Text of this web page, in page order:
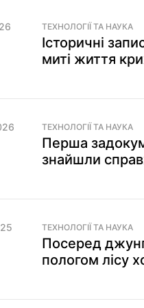
ТЕХНОЛОГІЇ ТА НАУКА
Історичні
миті життя
ТЕХНОЛОГІЇ ТА НАУКА
Перша
знайшли
ТЕХНОЛОГІЇ ТА НАУКА
Посеред
пологом лісу